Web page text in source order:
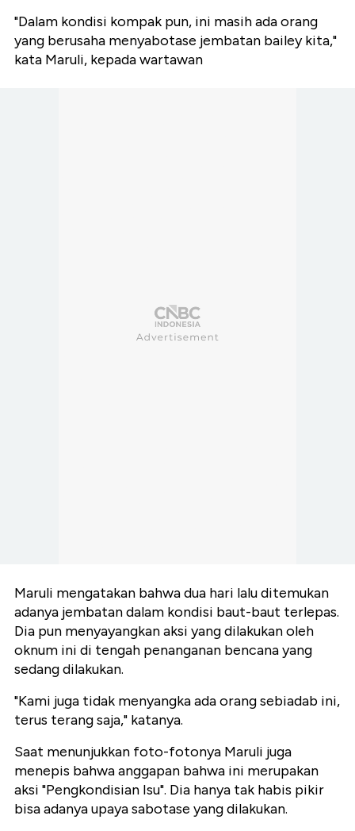
"Dalam kondisi kompak pun, ini masih ada orang
yang berusaha menyabotase jembatan bailey kita,"
kata Maruli, kepada wartawan
Maruli mengatakan bahwa dua hari lalu ditemukan
adanya jembatan dalam kondisi baut-baut terlepas.
Dia pun menyayangkan aksi yang dilakukan oleh
oknum ini di tengah penanganan bencana yang
sedang dilakukan.
"Kami juga tidak menyangka ada orang sebiadab ini,
terus terang saja," katanya.
Saat menunjukkan foto-fotonya Maruli juga
menepis bahwa anggapan bahwa ini merupakan
aksi "Pengkondisian Isu". Dia hanya tak habis pikir
bisa adanya upaya sabotase yang dilakukan.